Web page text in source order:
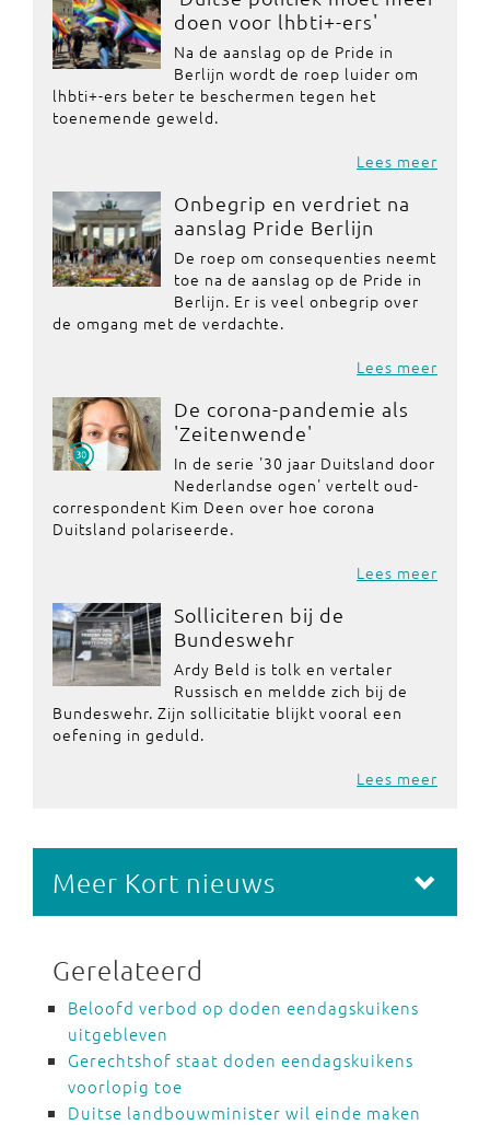
doen voor lhbti+-ers'
Na de aanslag op de Pride in
Berlijn wordt de roep luider om
lhbti+-ers beter te beschermen tegen het
toenemende geweld.
Lees meer
Onbegrip en verdriet na
aanslag Pride Berlijn
De roep om consequenties neemt
toe na de aanslag op de Pride in
Berlijn. Er is veel onbegrip over
de omgang met de verdachte.
Lees meer
De corona-pandemie als
'Zeitenwende'
In de serie '30 jaar Duitsland door
Nederlandse ogen' vertelt oud-
correspondent Kim Deen over hoe corona
Duitsland polariseerde.
Lees meer
Solliciteren bij de
Bundeswehr
Ardy Beld is tolk en vertaler
Russisch en meldde zich bij de
Bundeswehr. Zijn sollicitatie blijkt vooral een
oefening in geduld.
Lees meer
Meer Kort nieuws
Gerelateerd
Beloofd verbod op doden eendagskuikens
uitgebleven
Gerechtshof staat doden eendagskuikens
voorlopig toe
Duitse landbouwminister wil einde maken